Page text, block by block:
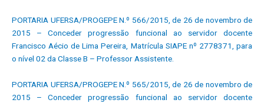
PORTARIA UFERSA/PROGEPE N.º 566/2015, de 26 de novembro de
2015 – Conceder progressão funcional ao servidor docente
Francisco Aécio de Lima Pereira, Matrícula SIAPE nº 2778371, para
o nível 02 da Classe B – Professor Assistente.
PORTARIA UFERSA/PROGEPE N.º 565/2015, de 26 de novembro de
2015 – Conceder progressão funcional ao servidor docente